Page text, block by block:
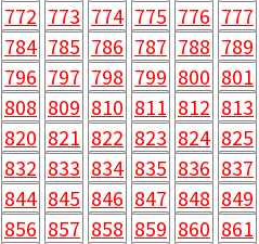
772 773 774 775 776 777
784 785 786 787 788 789
796 797 798 799 800 801
808 809 810 811 812 813
820 821 822 823 824 825
832 833 834 835 836 837
844 845 846 847 848 849
856 857 858 859 860 861